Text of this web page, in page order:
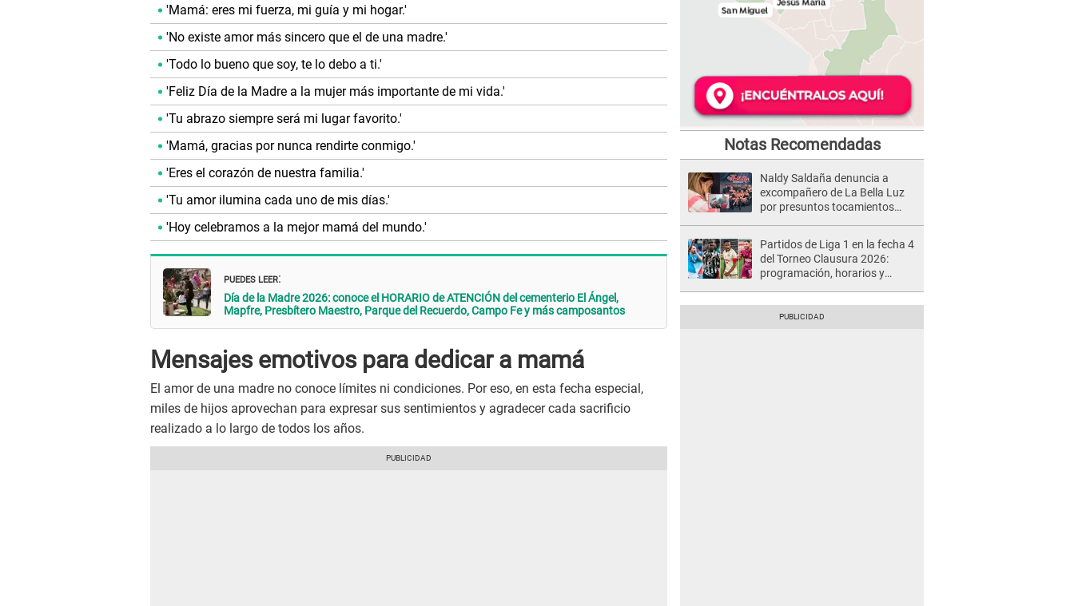
'Mamá: eres mi fuerza, mi guía y mi hogar.'
'No existe amor más sincero que el de una madre.'
'Todo lo bueno que soy, te lo debo a ti.'
'Feliz Día de la Madre a la mujer más importante de mi vida.'
'Tu abrazo siempre será mi lugar favorito.'
'Mamá, gracias por nunca rendirte conmigo.'
'Eres el corazón de nuestra familia.'
'Tu amor ilumina cada uno de mis días.'
'Hoy celebramos a la mejor mamá del mundo.'
PUEDES LEER:
Día de la Madre 2026: conoce el HORARIO de ATENCIÓN del cementerio El Ángel,
Mapfre, Presbítero Maestro, Parque del Recuerdo, Campo Fe y más camposantos
Mensajes emotivos para dedicar a mamá
El amor de una madre no conoce límites ni condiciones. Por eso, en esta fecha especial,
miles de hijos aprovechan para expresar sus sentimientos y agradecer cada sacrificio
realizado a lo largo de todos los años.
Notas Recomendadas
Naldy Saldaña denuncia a
excompañero de La Bella Luz
por presuntos tocamientos
Partidos de Liga 1 en la fecha 4
del Torneo Clausura 2026:
programación, horarios y